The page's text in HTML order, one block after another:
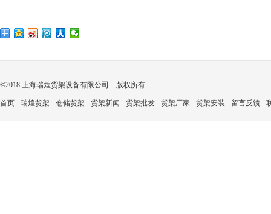
©2018 上海瑞煌货架设备有限公司 版权所有
首页 瑞煌货架 仓储货架 货架新闻 货架批发 货架厂家 货架安装 留言反馈